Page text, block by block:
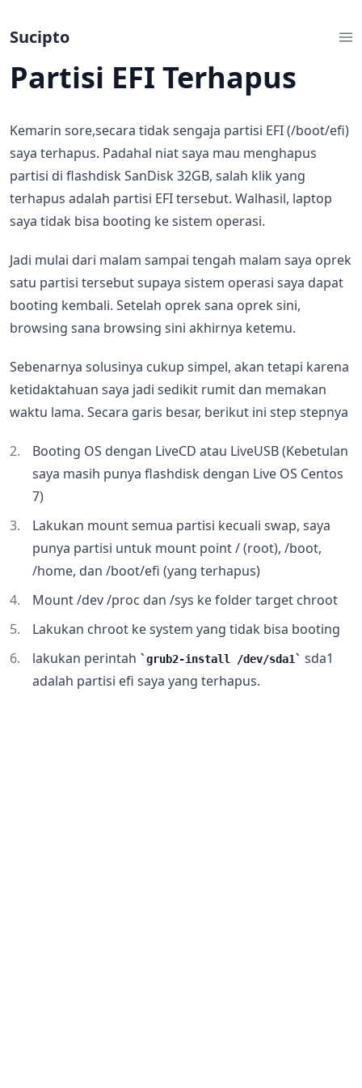
Sucipto
Partisi EFI Terhapus
Kemarin sore,secara tidak sengaja partisi EFI (/boot/efi)
saya terhapus. Padahal niat saya mau menghapus
partisi di flashdisk SanDisk 32GB, salah klik yang
terhapus adalah partisi EFI tersebut. Walhasil, laptop
saya tidak bisa booting ke sistem operasi.
Jadi mulai dari malam sampai tengah malam saya oprek
satu partisi tersebut supaya sistem operasi saya dapat
booting kembali. Setelah oprek sana oprek sini,
browsing sana browsing sini akhirnya ketemu.
Sebenarnya solusinya cukup simpel, akan tetapi karena
ketidaktahuan saya jadi sedikit rumit dan memakan
waktu lama. Secara garis besar, berikut ini step stepnya
Booting OS dengan LiveCD atau LiveUSB (Kebetulan
saya masih punya flashdisk dengan Live OS Centos
7)
Lakukan mount semua partisi kecuali swap, saya
punya partisi untuk mount point / (root), /boot,
/home, dan /boot/efi (yang terhapus)
Mount /dev /proc dan /sys ke folder target chroot
Lakukan chroot ke system yang tidak bisa booting
lakukan perintah
grub2-install /dev/sda1
sda1
adalah partisi efi saya yang terhapus.